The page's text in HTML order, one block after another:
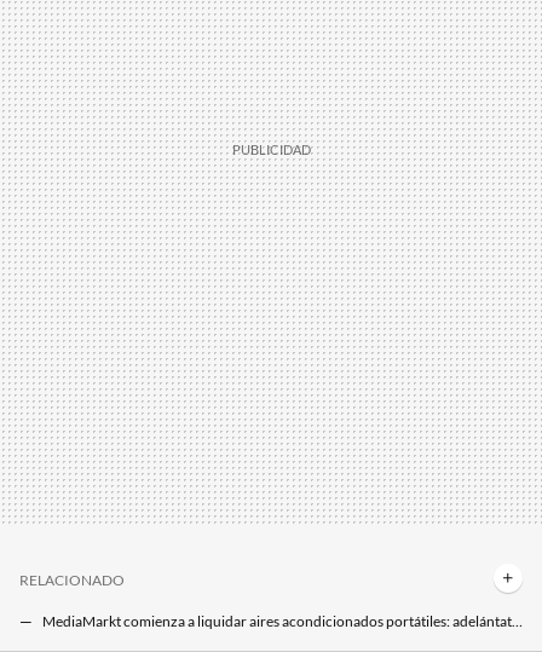
RELACIONADO
MediaMarkt comienza a liquidar aires acondicionados portátiles: adelántate al calor con este modelo rebajado en su Día sin IVA